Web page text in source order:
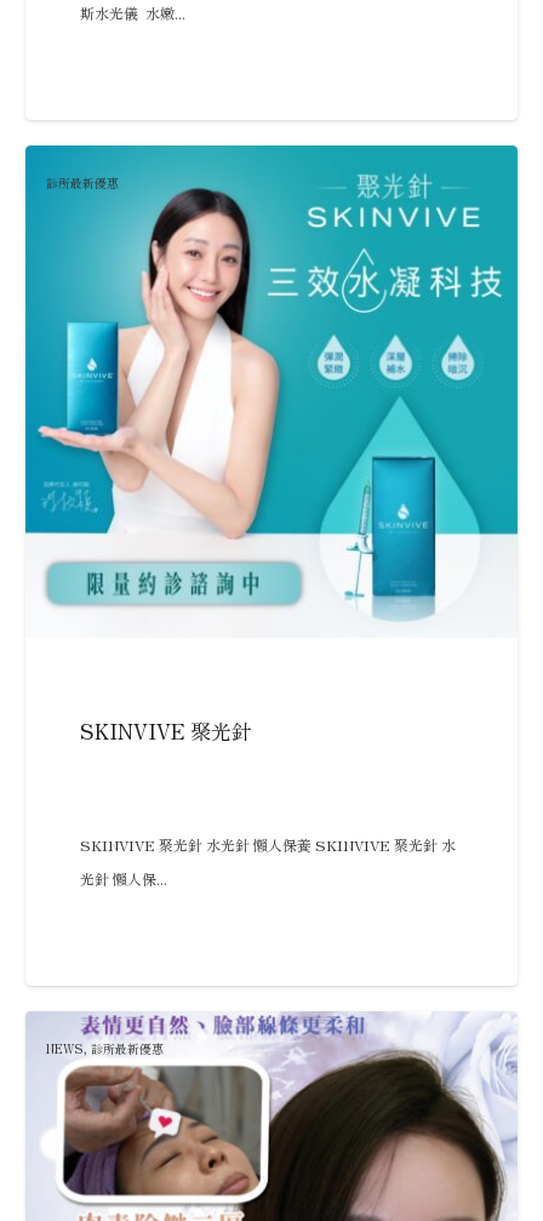
斯水光儀 水嫩...
診所最新優惠
SKINVIVE 聚光針
SKINVIVE 聚光針 水光針 懶人保養 SKINVIVE 聚光針 水
光針 懶人保...
NEWS, 診所最新優惠